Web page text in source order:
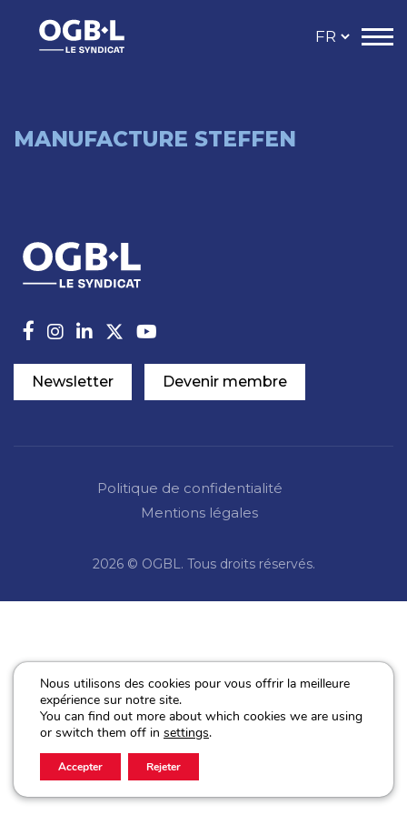
MANUFACTURE STEFFEN
Newsletter Devenir membre
Politique de confidentialité
Mentions légales
2026 © OGBL. Tous droits réservés.
Nous utilisons des cookies pour vous offrir la meilleure
expérience sur notre site.
You can find out more about which cookies we are using
or switch them off in settings.
Accepter Rejeter